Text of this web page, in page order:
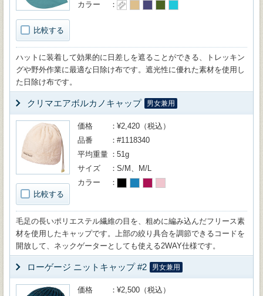
比較する
カラー
ハットに装着して効果的に日差しを遮ることができる、トレッキン
グや野外作業に最適な日除け布です。遮光性に優れた素材を使用し
た日除け布です。
クリマエアボルカノキャップ 男女兼用
比較する
価格
¥2,420（税込）
品番
#1118340
平均重量
51g
サイズ
S/M、M/L
カラー
毛足の長いポリエステル繊維の目を、粗めに編み込んだフリース素
材を使用したキャップです。上部の絞り具合を調節できるコードを
開放して、ネックゲーターとしても使える2WAY仕様です。
ローゲージ ニットキャップ #2 男女兼用
価格
¥2,500（税込）